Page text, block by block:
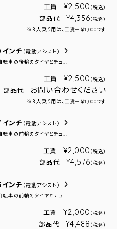
工賃 ¥2,500 （税込）
部品代 ¥4,356（税込）
※３人乗り用は、工賃＋￥1,000です
インチ （電動アシスト）
転車の後輪のタイヤとチュ...
工賃 ¥2,500 （税込）
部品代 お問い合わせください
※３人乗り用は、工賃＋￥1,000です
インチ （電動アシスト）
転車の前輪のタイヤとチュ...
工賃 ¥2,000 （税込）
部品代 ¥4,576（税込）
インチ （電動アシスト）
転車の前輪のタイヤとチュ...
工賃 ¥2,000 （税込）
部品代 ¥4,488 （税込）